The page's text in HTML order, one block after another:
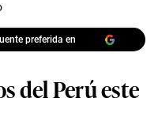
preferida en
del Perú este